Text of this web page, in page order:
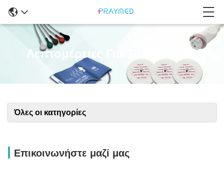
Λεπτομέρειες Για Τα Προϊόντα
Όλες οι κατηγορίες
Επικοινωνήστε μαζί μας